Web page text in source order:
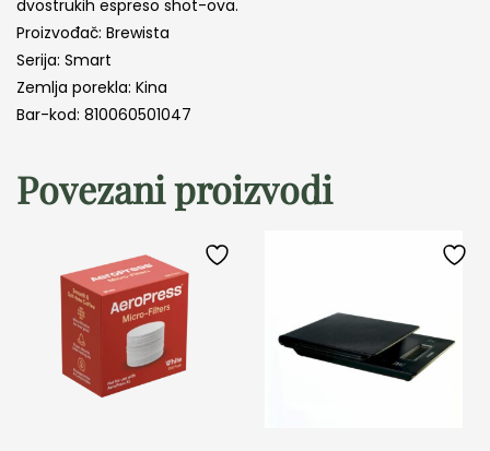
dvostrukih espreso shot-ova.
Proizvođač: Brewista
Serija: Smart
Zemlja porekla: Kina
Bar-kod: 810060501047
Povezani proizvodi